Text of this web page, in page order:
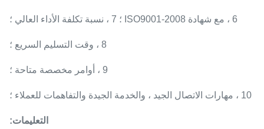
6 ، مع شهادة ISO9001-2008 ؛ 7 ، نسبة تكلفة الأداء العالي ؛
8 ، وقت التسليم السريع ؛
9 ، أوامر مخصصة متاحة ؛
10 ، مهارات الاتصال الجيد ، والخدمة الجيدة والتفاهمات للعملاء ؛
التعليمات: